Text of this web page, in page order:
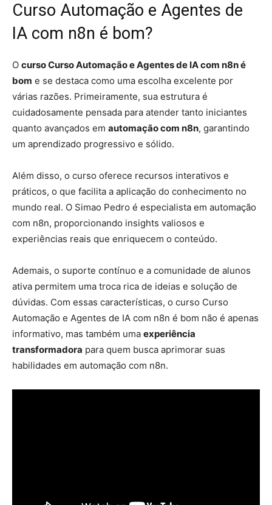
Curso Automação e Agentes de
IA com n8n é bom?
O curso Curso Automação e Agentes de IA com n8n é
bom e se destaca como uma escolha excelente por
várias razões. Primeiramente, sua estrutura é
cuidadosamente pensada para atender tanto iniciantes
quanto avançados em automação com n8n, garantindo
um aprendizado progressivo e sólido.
Além disso, o curso oferece recursos interativos e
práticos, o que facilita a aplicação do conhecimento no
mundo real. O Simao Pedro é especialista em automação
com n8n, proporcionando insights valiosos e
experiências reais que enriquecem o conteúdo.
Ademais, o suporte contínuo e a comunidade de alunos
ativa permitem uma troca rica de ideias e solução de
dúvidas. Com essas características, o curso Curso
Automação e Agentes de IA com n8n é bom não é apenas
informativo, mas também uma experiência
transformadora para quem busca aprimorar suas
habilidades em automação com n8n.